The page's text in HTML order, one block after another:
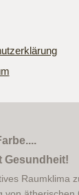
Gesundheit!
Raumklima